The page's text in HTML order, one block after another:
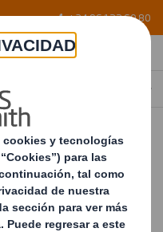
DE EMBALAJES
+34 96 122 60 80
del producto y